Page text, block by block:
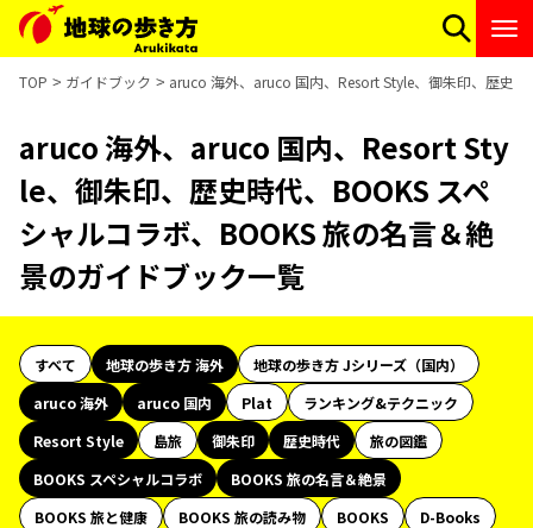
TOP ガイドブック aruco 海外、aruco 国内、Resort Style、御朱印、歴史
aruco 海外、aruco 国内、Resort Sty
le、御朱印、歴史時代、BOOKS スペ
シャルコラボ、BOOKS 旅の名言＆絶
景のガイドブック一覧
すべて 地球の歩き方 海外
地球の歩き方 Jシリーズ（国内）
aruco 海外
aruco 国内 Plat
ランキング&テクニック
Resort Style
島旅 御朱印 歴史時代
旅の図鑑
BOOKS スペシャルコラボ
BOOKS 旅の名言＆絶景
BOOKS 旅と健康
BOOKS 旅の読み物 BOOKS
D-Books